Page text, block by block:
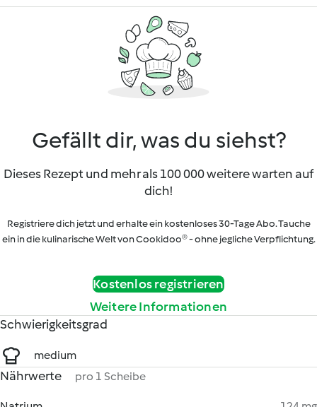
Gefällt dir, was du siehst?
Dieses Rezept und mehr als 100 000 weitere warten auf
dich!
Registriere dich jetzt und erhalte ein kostenloses 30-Tage Abo. Tauche
ein in die kulinarische Welt von Cookidoo® - ohne jegliche Verpflichtung.
Kostenlos registrieren
Weitere Informationen
Schwierigkeitsgrad
medium
Nährwerte pro 1 Scheibe